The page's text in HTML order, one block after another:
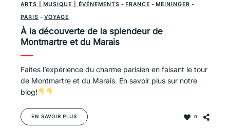
ARTS | MUSIQUE | ÉVÉNEMENTS - FRANCE - MEININGER -
PARIS -VOYAGE
À la découverte de la splendeur de
Montmartre et du Marais
Faites l’expérience du charme parisien en faisant le tour
de Montmartre et du Marais. En savoir plus sur notre
blog!
EN SAVOIR PLUS 0